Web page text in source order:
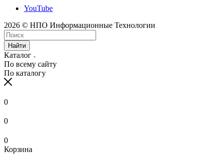
YouTube
2026 © НПО Информационные Технологии
Найти
Каталог
По всему сайту
По каталогу
0
0
0
Корзина